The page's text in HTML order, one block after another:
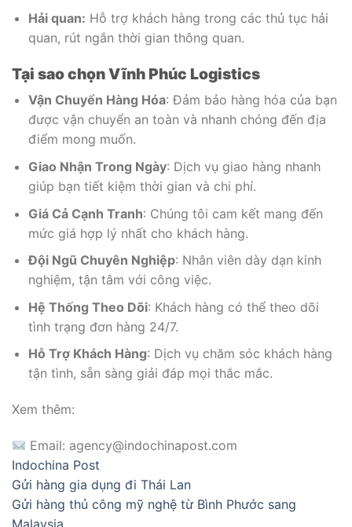
Hải quan: Hỗ trợ khách hàng trong các thủ tục hải
quan, rút ngắn thời gian thông quan.
Tại sao chọn Vĩnh Phúc Logistics
Vận Chuyển Hàng Hóa: Đảm bảo hàng hóa của bạn
được vận chuyển an toàn và nhanh chóng đến địa
điểm mong muốn.
Giao Nhận Trong Ngày: Dịch vụ giao hàng nhanh
giúp bạn tiết kiệm thời gian và chi phí.
Giá Cả Cạnh Tranh: Chúng tôi cam kết mang đến
mức giá hợp lý nhất cho khách hàng.
Đội Ngũ Chuyên Nghiệp: Nhân viên dày dạn kinh
nghiệm, tận tâm với công việc.
Hệ Thống Theo Dõi: Khách hàng có thể theo dõi
tình trạng đơn hàng 24/7.
Hỗ Trợ Khách Hàng: Dịch vụ chăm sóc khách hàng
tận tình, sẵn sàng giải đáp mọi thắc mắc.
Xem thêm:
Email: agency@indochinapost.com
Indochina Post
Gửi hàng gia dụng đi Thái Lan
Gửi hàng thủ công mỹ nghệ từ Bình Phước sang
Malaysia